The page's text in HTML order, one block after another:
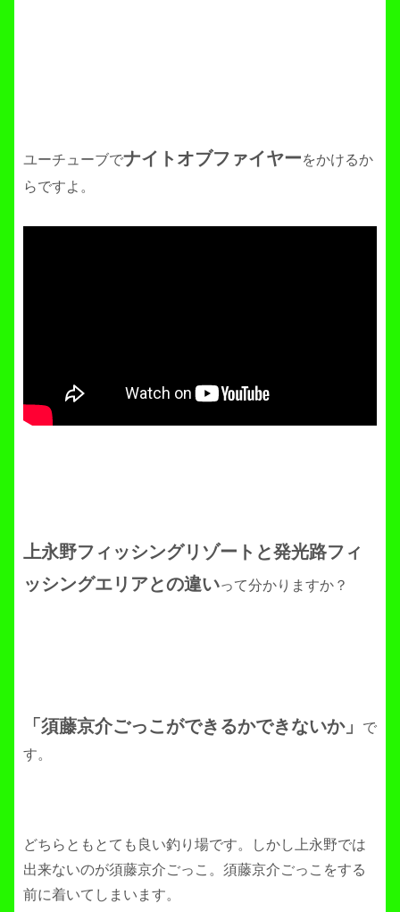
ユーチューブでナイトオブファイヤーをかけるか
らですよ。
上永野フィッシングリゾートと発光路フィ
ッシングエリアとの違いって分かりますか？
「須藤京介ごっこができるかできないか」
で
す。
どちらともとても良い釣り場です。しかし上永野では
出来ないのが須藤京介ごっこ。須藤京介ごっこをする
前に着いてしまいます。